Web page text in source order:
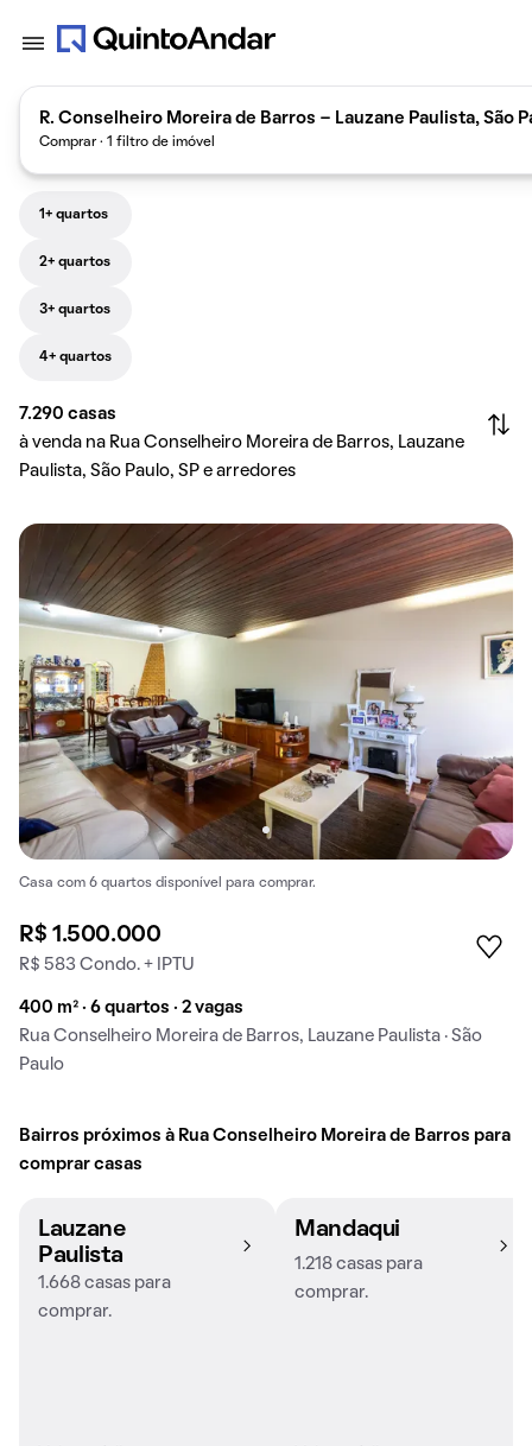
R. Conselheiro Moreira de Barros - Lauzane Paulista, São
Comprar · 1 filtro de imóvel
1+ quartos
2+ quartos
3+ quartos
4+ quartos
7.290 casas
à venda na Rua Conselheiro Moreira de Barros, Lauzane
Paulista, São Paulo, SP e arredores
Casa com 6 quartos disponível para comprar.
R$ 1.500.000
R$ 583 Condo. + IPTU
400 m² · 6 quartos · 2 vagas
Rua Conselheiro Moreira de Barros, Lauzane Paulista · São
Paulo
Bairros próximos à Rua Conselheiro Moreira de Barros para
comprar casas
Lauzane
Paulista
1.668 casas para
comprar.
Mandaqui
1.218 casas para
comprar.